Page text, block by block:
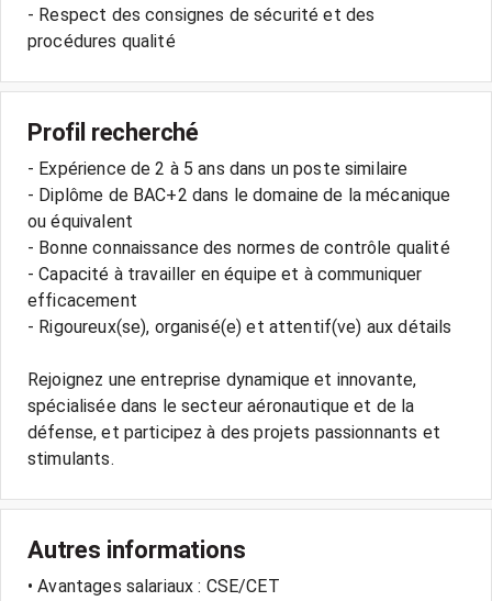
- Respect des consignes de sécurité et des
procédures qualité
Profil recherché
- Expérience de 2 à 5 ans dans un poste similaire
- Diplôme de BAC+2 dans le domaine de la mécanique
ou équivalent
- Bonne connaissance des normes de contrôle qualité
- Capacité à travailler en équipe et à communiquer
efficacement
- Rigoureux(se), organisé(e) et attentif(ve) aux détails
Rejoignez une entreprise dynamique et innovante,
spécialisée dans le secteur aéronautique et de la
défense, et participez à des projets passionnants et
Autres informations
• Avantages salariaux : CSE/CET